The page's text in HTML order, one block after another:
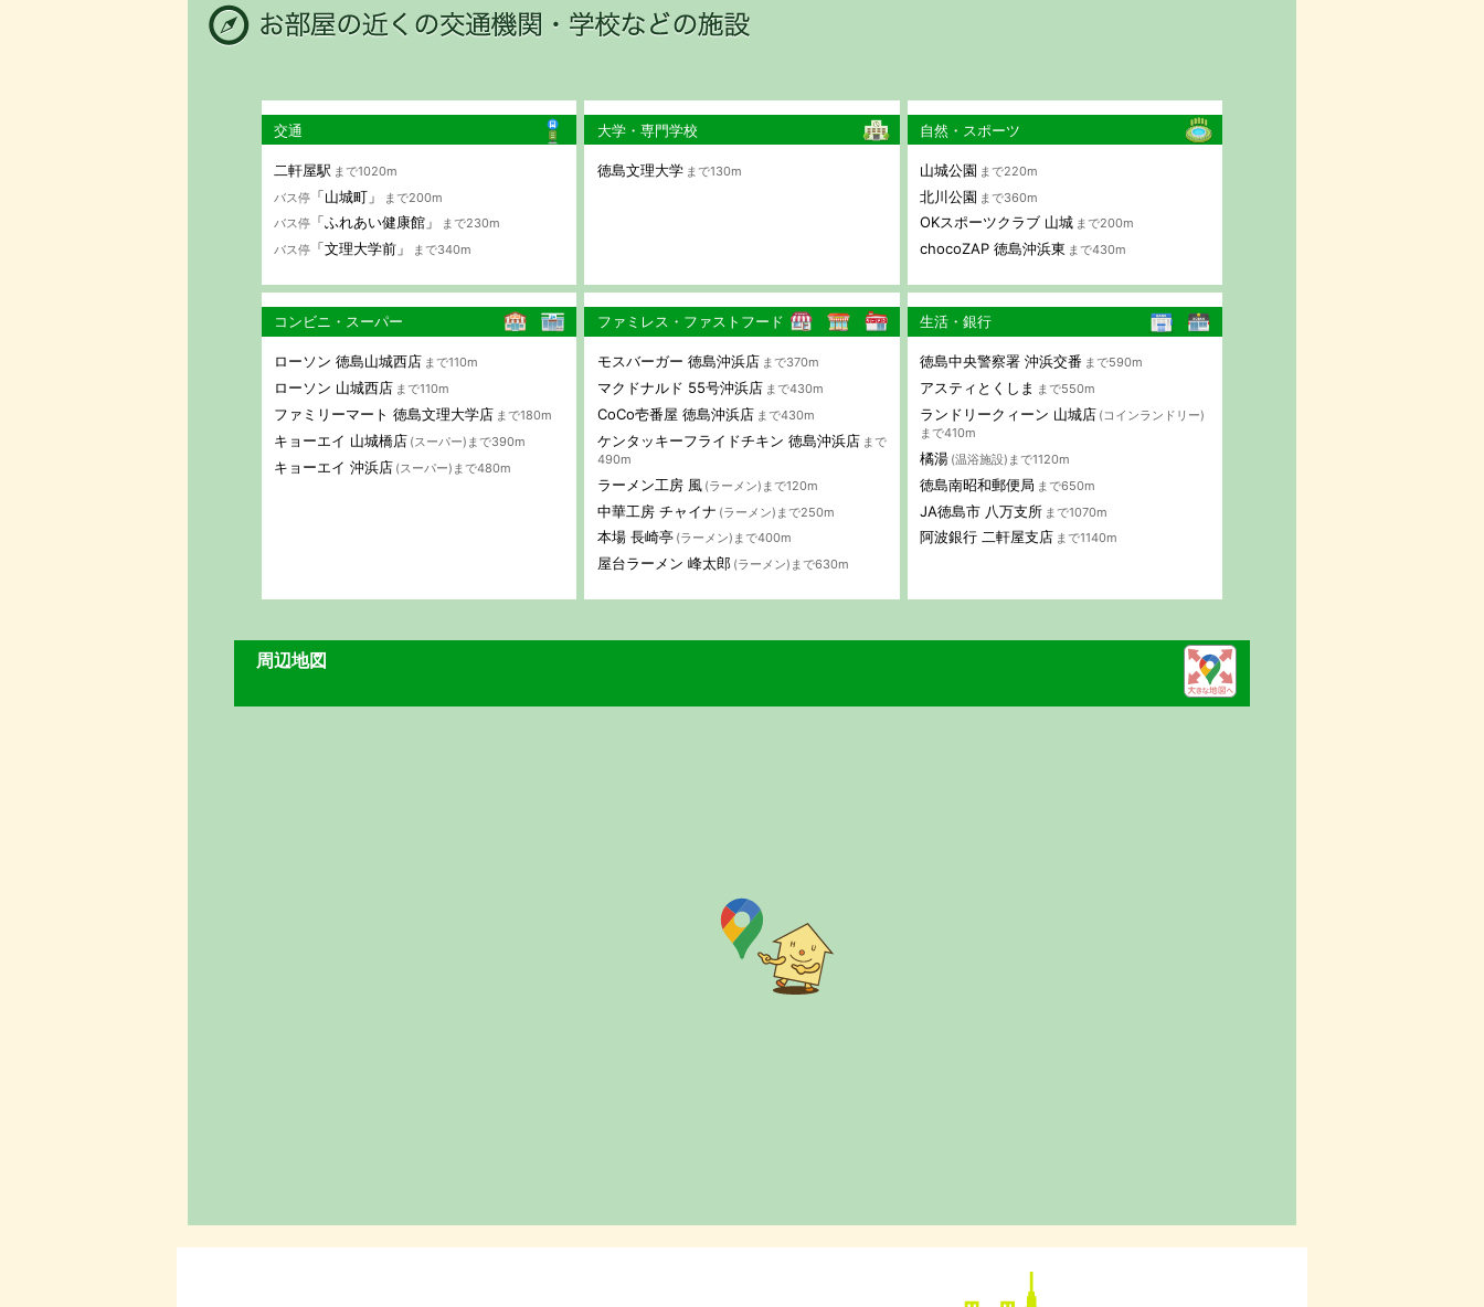
交通
二軒屋駅 まで1020m
バス停 「山城町」
まで200m
バス停 「ふれあい健康館」
まで230m
バス停 「文理大学前」 まで340m
大学・専門学校
徳島文理大学 まで130m
自然・スポーツ
山城公園 まで220m
北川公園 まで360m
OKスポーツクラブ 山城 まで200m
chocoZAP 徳島沖浜東 まで430m
コンビニ・スーパー
ローソン 徳島山城西店 まで110m
ローソン 山城西店 まで110m
ファミリーマート 徳島文理大学店 まで180m
キョーエイ 山城橋店 (スーパー)まで390m
キョーエイ 沖浜店 (スーパー)まで480m
ファミレス・ファストフード
モスバーガー 徳島沖浜店 まで370m
マクドナルド 55号沖浜店 まで430m
CoCo壱番屋 徳島沖浜店 まで430m
ケンタッキーフライドチキン 徳島沖浜店 まで
490m
ラーメン工房 風 (ラーメン)まで120m
中華工房 チャイナ (ラーメン)まで250m
本場 長崎亭 (ラーメン)まで400m
屋台ラーメン 峰太郎 (ラーメン)まで630m
生活・銀行
徳島中央警察署 沖浜交番 まで590m
アスティとくしま まで550m
ランドリークィーン 山城店 (コインランドリー)
まで410m
橘湯 (温浴施設)まで1120m
徳島南昭和郵便局 まで650m
JA徳島市 八万支所 まで1070m
阿波銀行 二軒屋支店 まで1140m
周辺地図